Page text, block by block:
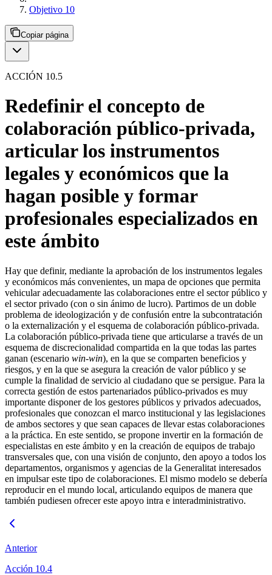
Objetivo 10
Copiar página
ACCIÓN 10.5
Redefinir el concepto de
colaboración público-privada,
articular los instrumentos
legales y económicos que la
hagan posible y formar
profesionales especializados en
este ámbito
Hay que definir, mediante la aprobación de los instrumentos legales
y económicos más convenientes, un mapa de opciones que permita
vehicular adecuadamente las colaboraciones entre el sector público y
el sector privado (con o sin ánimo de lucro). Partimos de un doble
problema de ideologización y de confusión entre la subcontratación
o la externalización y el esquema de colaboración público-privada.
La colaboración público-privada tiene que articularse a través de un
esquema de discrecionalidad compartida en la que todas las partes
ganan (escenario win-win), en la que se comparten beneficios y
riesgos, y en la que se asegura la creación de valor público y se
cumple la finalidad de servicio al ciudadano que se persigue. Para la
correcta gestión de estos partenariados público-privados es muy
importante disponer de los gestores públicos y privados adecuados,
profesionales que conozcan el marco institucional y las legislaciones
de ambos sectores y que sean capaces de llevar estas colaboraciones
a la práctica. En este sentido, se propone invertir en la formación de
especialistas en este ámbito y en la creación de equipos de trabajo
transversales que, con una visión de conjunto, den apoyo a todos los
departamentos, organismos y agencias de la Generalitat interesados
en impulsar este tipo de colaboraciones. El mismo modelo se debería
reproducir en el mundo local, articulando equipos de manera que
también pudiesen ofrecer este apoyo intra e interadministrativo.
Anterior
Acción 10.4